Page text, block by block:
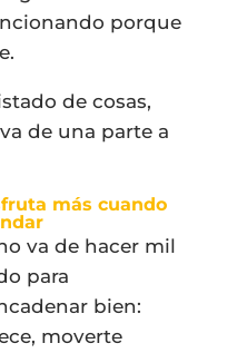
porque
de cosas,
de una parte a
más cuando
va de hacer mil
para
bien:
moverte